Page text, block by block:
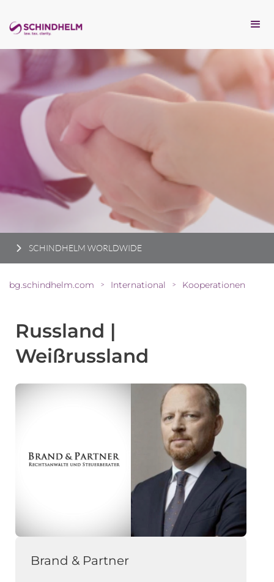
SCHINDHELM WORLDWIDE
bg.schindhelm.com > International > Kooperationen
Russland |
Weißrussland
Brand & Partner